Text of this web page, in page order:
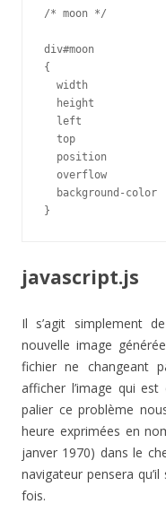
/* moon */
div#moon
{
width
height
left
top
position
overflow
background-
}
javascript.js
Il s’agit simplement
nouvelle image
fichier ne changeant
afficher l’image qui
palier ce problème
heure exprimées en
janver 1970) dans le
navigateur pensera qu’il
fois.